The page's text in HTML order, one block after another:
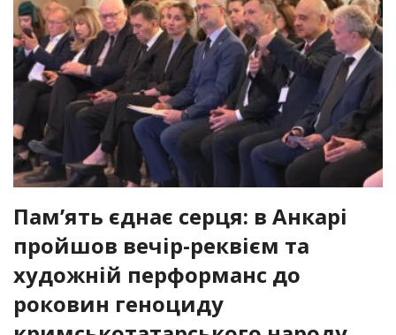
Пам’ять єднає серця: в Анкарі
пройшов вечір-реквієм та
художній перформанс до
роковин геноциду